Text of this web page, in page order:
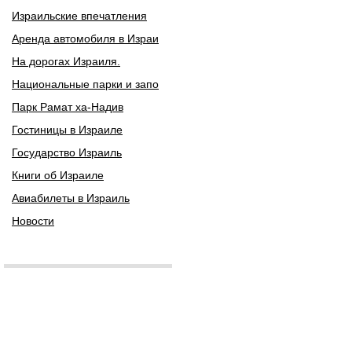
Израильские впечатления
Аренда автомобиля в Израи
На дорогах Израиля.
Национальные парки и запо
Парк Рамат ха-Надив
Гостиницы в Израиле
Государство Израиль
Книги об Израиле
Авиабилеты в Израиль
Новости